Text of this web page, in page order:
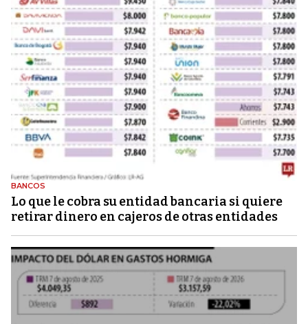
BANCOS
Lo que le cobra su entidad bancaria si quiere
retirar dinero en cajeros de otras entidades